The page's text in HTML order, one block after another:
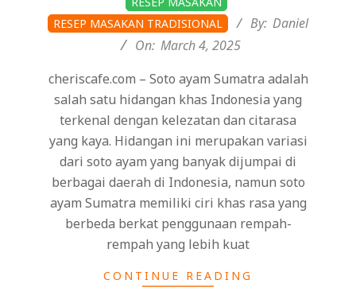
03-
04
RESEP MASAKAN TRADISIONAL
By: Daniel
On: March 4, 2025
cheriscafe.com – Soto ayam Sumatra adalah
salah satu hidangan khas Indonesia yang
terkenal dengan kelezatan dan citarasa
yang kaya. Hidangan ini merupakan variasi
dari soto ayam yang banyak dijumpai di
berbagai daerah di Indonesia, namun soto
ayam Sumatra memiliki ciri khas rasa yang
berbeda berkat penggunaan rempah-
rempah yang lebih kuat
CONTINUE READING